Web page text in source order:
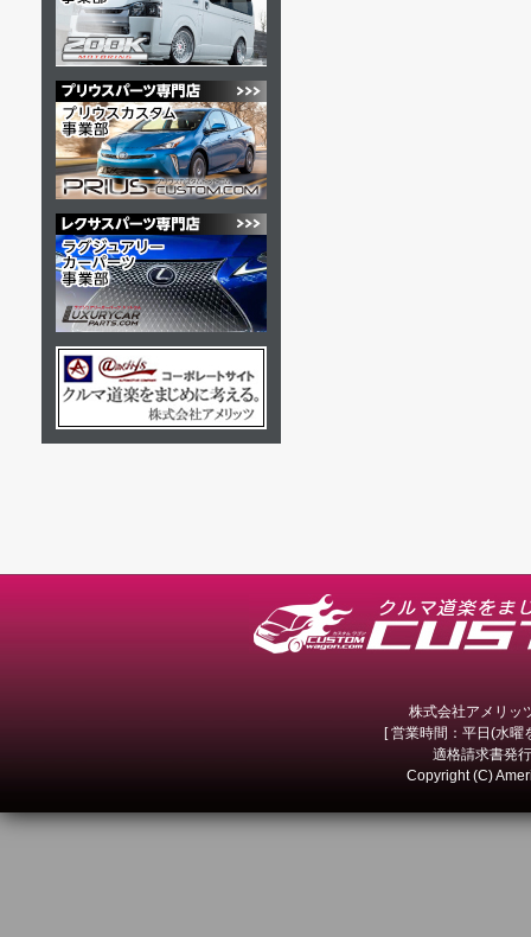
株式会社アメリ
[ 営業時間：平日(水
適格請求書発
Copyright (C)